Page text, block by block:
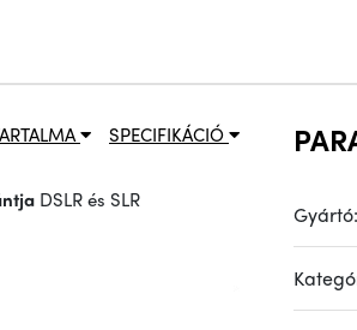
SPECIFIKÁCIÓ
DSLR és SLR
Gyártó: